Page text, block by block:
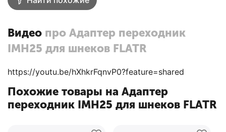
Видео про Адаптер переходник
IMH25 для шнеков FLATR
https://youtu.be/hXhkrFqnvP0?feature=shared
Похожие товары на Адаптер
переходник IMH25 для шнеков FLATR